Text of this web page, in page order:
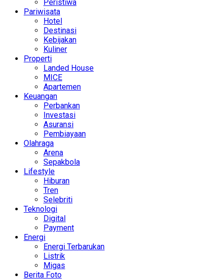
Peristiwa
Pariwisata
Hotel
Destinasi
Kebijakan
Kuliner
Properti
Landed House
MICE
Apartemen
Keuangan
Perbankan
Investasi
Asuransi
Pembiayaan
Olahraga
Arena
Sepakbola
Lifestyle
Hiburan
Tren
Selebriti
Teknologi
Digital
Payment
Energi
Energi Terbarukan
Listrik
Migas
Berita Foto